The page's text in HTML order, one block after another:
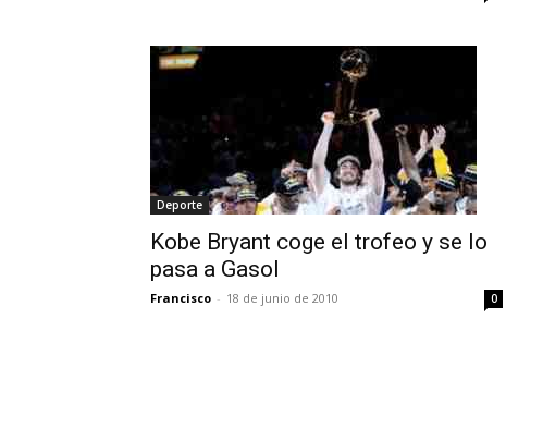
Deporte
Kobe Bryant coge el trofeo y se lo
pasa a Gasol
Francisco - 18 de junio de 2010 0